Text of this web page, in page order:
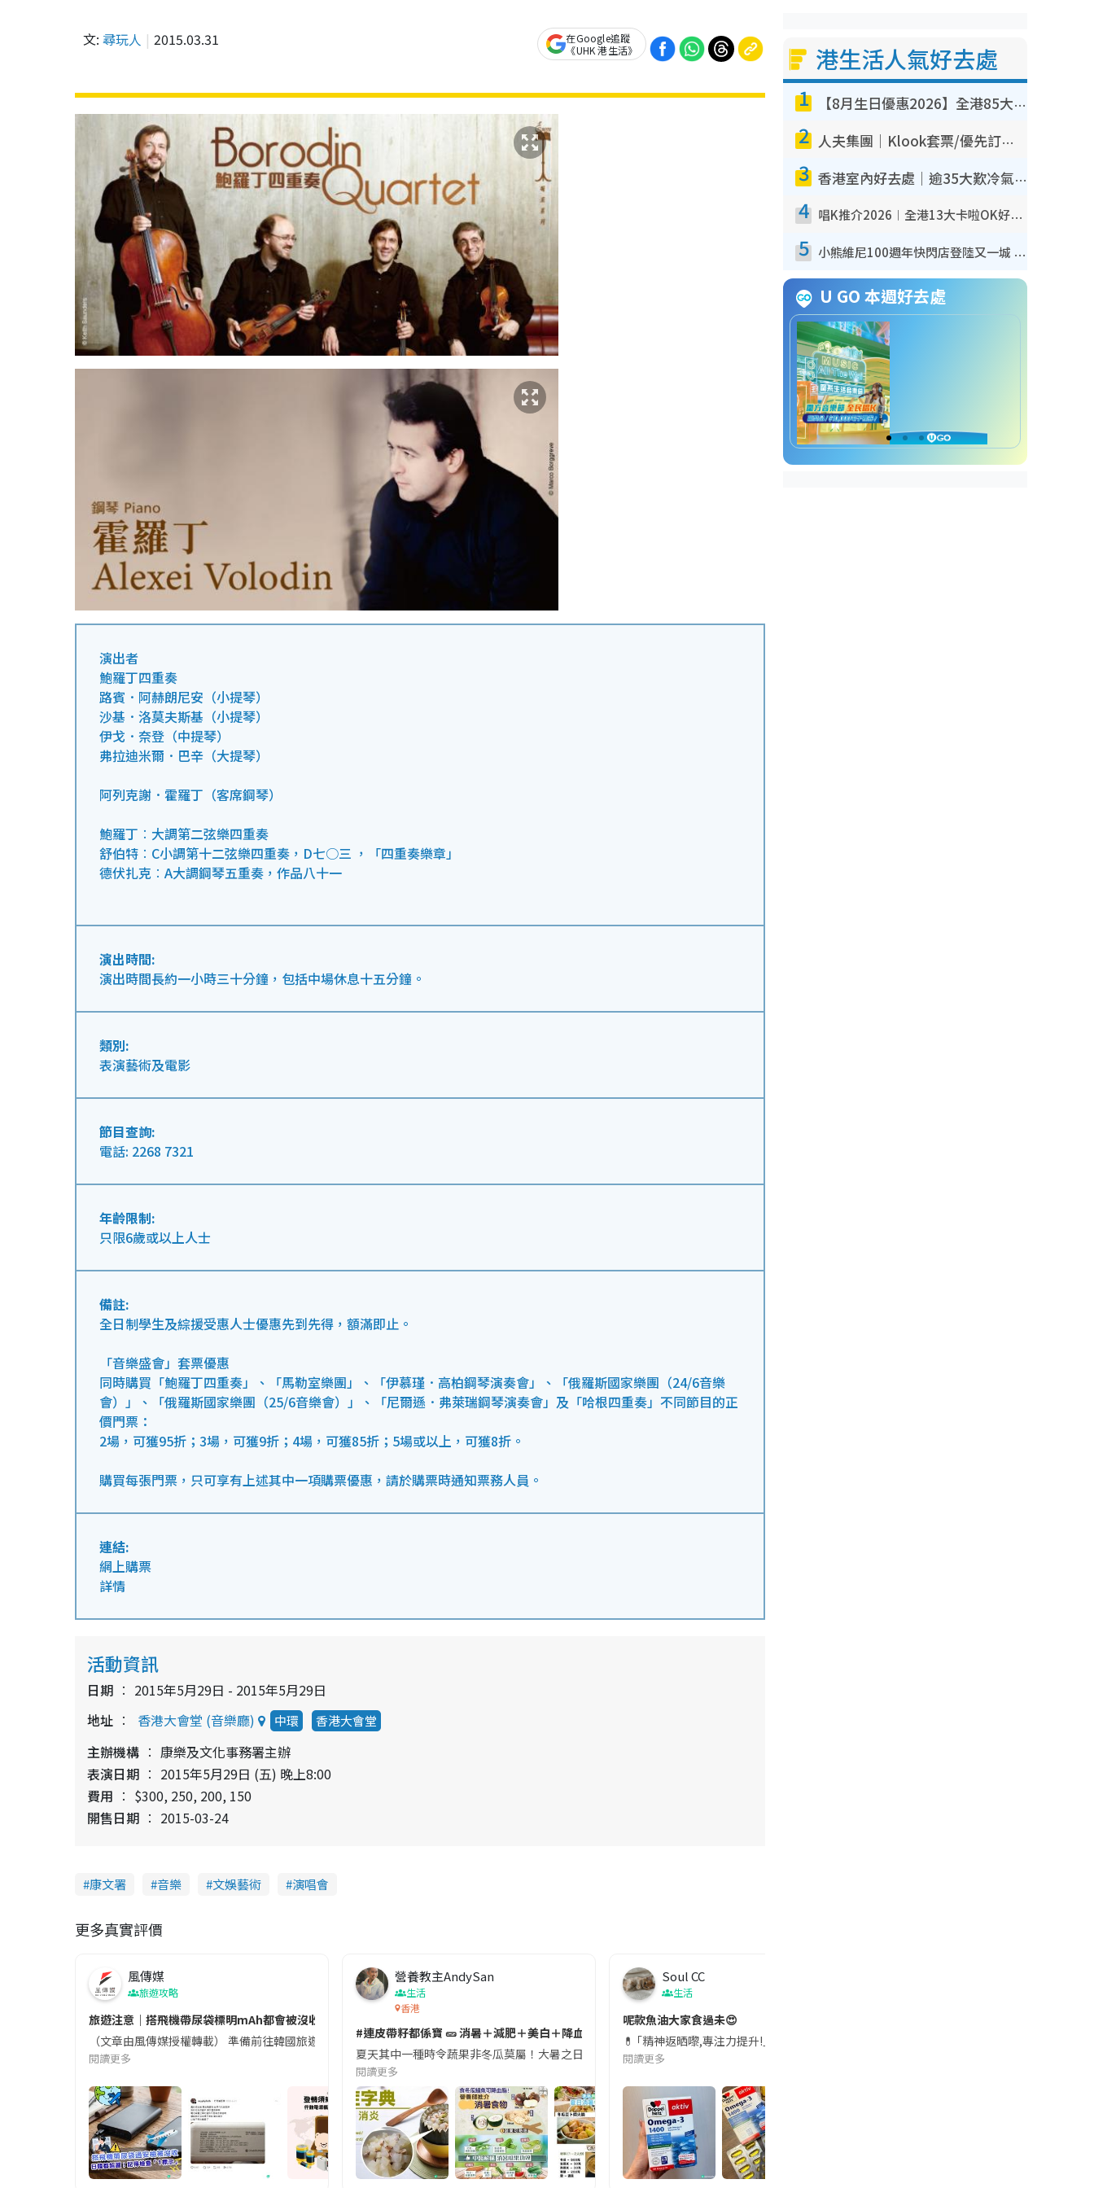
文: 尋玩人 2015.03.31
在Google追蹤
《UHK 港生活》
演出者
鮑羅丁四重奏
路賓．阿赫朗尼安（小提琴）
沙基．洛莫夫斯基（小提琴）
伊戈．奈登（中提琴）
弗拉迪米爾．巴辛（大提琴）
阿列克謝．霍羅丁（客席鋼琴）
鮑羅丁︰大調第二弦樂四重奏
舒伯特︰C小調第十二弦樂四重奏，D七○三 ，「四重奏樂章」
德伏扎克︰A大調鋼琴五重奏，作品八十一
演出時間:
演出時間長約一小時三十分鐘，包括中場休息十五分鐘。
類別:
表演藝術及電影
節目查詢:
電話: 2268 7321
年齡限制:
只限6歲或以上人士
備註:
全日制學生及綜援受惠人士優惠先到先得，額滿即止。
「音樂盛會」套票優惠
同時購買「鮑羅丁四重奏」、「馬勒室樂團」、「伊慕瑾．高柏鋼琴演奏會」、「俄羅斯國家樂團（24/6音樂
會）」、「俄羅斯國家樂團（25/6音樂會）」、「尼爾遜．弗萊瑞鋼琴演奏會」及「哈根四重奏」不同節目的正
價門票：
2場，可獲95折；3場，可獲9折；4場，可獲85折；5場或以上，可獲8折。
購買每張門票，只可享有上述其中一項購票優惠，請於購票時通知票務人員。
連結:
網上購票
詳情
活動資訊
日期
2015年5月29日 - 2015年5月29日
地址
香港大會堂 (音樂廳) 中環 香港大會堂
主辦機構
康樂及文化事務署主辦
表演日期
2015年5月29日 (五) 晚上8:00
費用
$300, 250, 200, 150
開售日期
2015-03-24
康文署 音樂 文娛藝術 演唱會
更多真實評價
風傳媒
旅遊攻略
旅遊注意｜搭飛機帶尿袋標明mAh都會被沒收😱出發前切記檢查「1標示」🚨
（文章由風傳媒授權轉載） 準備前往韓國旅遊的民眾，近期要特別留意隨身行李中的行動電源。一名旅客日前在機場安檢時，明明攜帶的行動電源機身已標示「10000mAh」，卻仍被要求當場
閱讀更多
營養教主AndySan
生活
香港
#連皮帶籽都係寶 🥒 消暑＋減肥＋美白＋降血脂
夏天其中一種時令蔬果非冬瓜莫屬！大暑之日，點都要飲碗冬瓜湯消暑解渴！除了解暑，冬瓜仲有好多鮮為人知嘅好處：減肥、消水腫、降血
閱讀更多
Soul CC
生活
呢款魚油大家食過未😍
💊 ｢精神返晒嚟,專注力提升!｣ 長時間對住電腦､剪片寫稿,成日覺得眼睛乾澀､腦袋好似｢斷
閱讀更多
港生活人氣好去處
1 【8月生日優惠2026】全港85大食買玩著數攻略 自助餐/火鍋放題同行免費＋誠品/DONKI送現金券
2 人夫集團｜Klook套票/優先訂票/公開發售搶飛攻略！附票價.購票連結.場地座位表
3 香港室內好去處｜逾35大歎冷氣室內好去處推介 室內活動免費避雨無懼落雨
4 唱K推介2026︱全港13大卡啦OK好去處！最平$36起 日文K都有！(附地址+收費詳情)
5 小熊維尼100週年快閃店登陸又一城 重現百畝森林經典場景／獨家限定盲盒登場／專屬DIY香水
U GO 本週好去處